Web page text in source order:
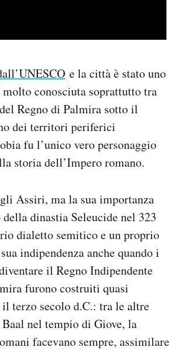
e la città è stato uno
conosciuta soprattutto tra
Regno di Palmira sotto il
dei territori periferici
fu l’unico vero personaggio
storia dell’Impero romano.
Assiri, ma la sua importanza
dinastia Seleucide nel 323
dialetto semitico e un proprio
indipendenza anche quando i
il Regno Indipendente
furono costruiti quasi
terzo secolo d.C.: tra le altre
nel tempio di Giove, la
facevano sempre, assimilare